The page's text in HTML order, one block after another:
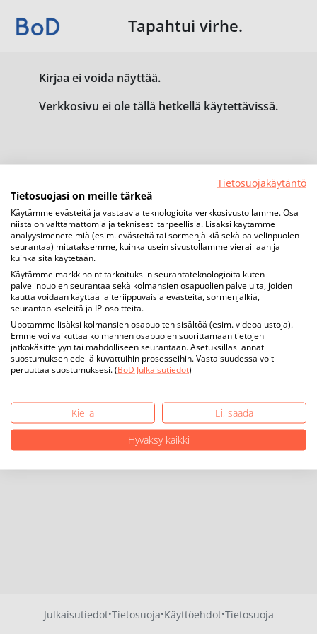
Tapahtui virhe.
Kirjaa ei voida näyttää.
Verkkosivu ei ole tällä hetkellä käytettävissä.
Julkaisutiedot·Tietosuoja·Käyttöehdot·Tietosuoja
Tietosuojakäytäntö
Tietosuojasi on meille tärkeä
Käytämme evästeitä ja vastaavia teknologioita verkkosivustollamme. Osa
niistä on välttämättömiä ja teknisesti tarpeellisia. Lisäksi käytämme
analyysimenetelmiä (esim. evästeitä tai sormenjälkiä sekä palvelinpuolen
seurantaa) mitataksemme, kuinka usein sivustollamme vieraillaan ja
kuinka sitä käytetään.
Käytämme markkinointitarkoituksiin seurantateknologioita kuten
palvelinpuolen seurantaa sekä kolmansien osapuolien palveluita, joiden
kautta voidaan käyttää laiteriippuvaisia evästeitä, sormenjälkiä,
seurantapikseleitä ja IP-osoitteita.
Upotamme lisäksi kolmansien osapuolten sisältöä (esim. videoalustoja).
Emme voi vaikuttaa kolmannen osapuolen suorittamaan tietojen
jatkokäsittelyyn tai mahdolliseen seurantaan. Asetuksillasi annat
suostumuksen edellä kuvattuihin prosesseihin. Vastaisuudessa voit
peruuttaa suostumuksesi. (BoD Julkaisutiedot)
Kiellä
Ei, säädä
Hyväksy kaikki